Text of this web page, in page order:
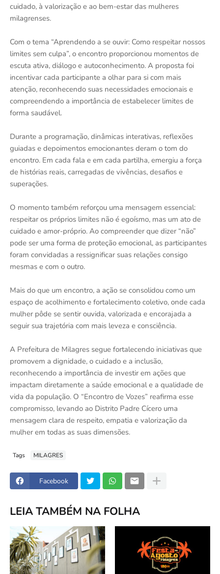
cuidado, à valorização e ao bem-estar das mulheres
milagrenses.
Com o tema “Aprendendo a se ouvir: Como respeitar nossos
limites sem culpa”, o encontro proporcionou momentos de
escuta ativa, diálogo e autoconhecimento. A proposta foi
incentivar cada participante a olhar para si com mais
atenção, reconhecendo suas necessidades emocionais e
compreendendo a importância de estabelecer limites de
forma saudável.
Durante a programação, dinâmicas interativas, reflexões
guiadas e depoimentos emocionantes deram o tom do
encontro. Em cada fala e em cada partilha, emergiu a força
de histórias reais, carregadas de vivências, desafios e
superações.
O momento também reforçou uma mensagem essencial:
respeitar os próprios limites não é egoísmo, mas um ato de
cuidado e amor-próprio. Ao compreender que dizer “não”
pode ser uma forma de proteção emocional, as participantes
foram convidadas a ressignificar suas relações consigo
mesmas e com o outro.
Mais do que um encontro, a ação se consolidou como um
espaço de acolhimento e fortalecimento coletivo, onde cada
mulher pôde se sentir ouvida, valorizada e encorajada a
seguir sua trajetória com mais leveza e consciência.
A Prefeitura de Milagres segue fortalecendo iniciativas que
promovem a dignidade, o cuidado e a inclusão,
reconhecendo a importância de investir em ações que
impactam diretamente a saúde emocional e a qualidade de
vida da população. O “Encontro de Vozes” reafirma esse
compromisso, levando ao Distrito Padre Cícero uma
mensagem clara de respeito, empatia e valorização da
mulher em todas as suas dimensões.
Tags MILAGRES
Facebook
LEIA TAMBÉM NA FOLHA